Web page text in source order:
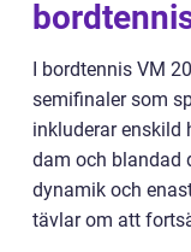
I bordtennis VM
semifinaler som
inkluderar enskild
dam och blandad
dynamik och
tävlar om att